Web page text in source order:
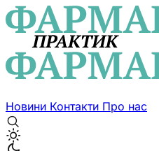
Новини Контакти Про нас